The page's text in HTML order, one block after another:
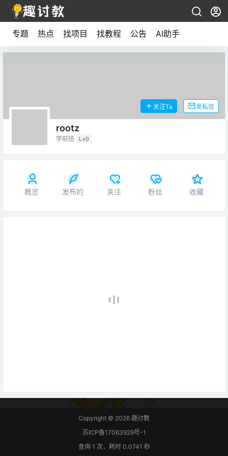
专题 热点 找项目 找教程 公告 AI助手
rootz
学前班 Lv0
关注Ta 发私信
概览 发布的 关注 粉丝 收藏
Copyright © 2026 趣讨教
苏ICP备17063929号-1
查询 1 次，耗时 0.0741 秒